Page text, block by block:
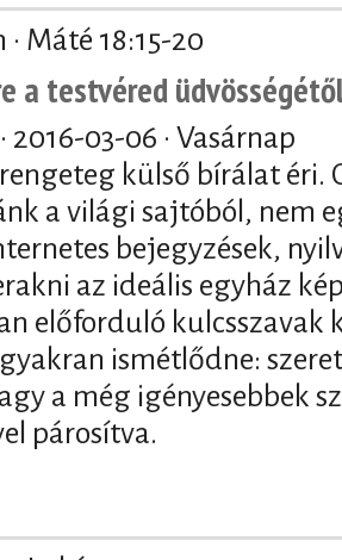
Máté 18:15-20
a testvéred
2016-03-06 · Vasárnap
külső bírálat éri.
a világi sajtóból, nem
bejegyzések,
az ideális egyház
előforduló kulcsszavak
ismétlődne:
a még igényesebbek
párosítva.